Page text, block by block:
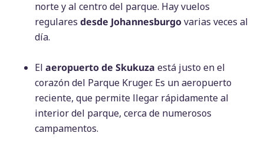
norte y al centro del parque. Hay vuelos
regularesdesde Johannesburgovarias veces al
día.
Elaeropuerto de Skukuza está justo en el
corazón del Parque Kruger. Es un aeropuerto
reciente, que permite llegar rápidamente al
interior del parque, cerca de numerosos
campamentos.